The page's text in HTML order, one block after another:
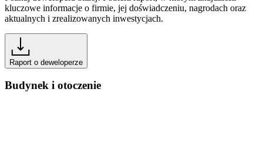
kluczowe informacje o firmie, jej doświadczeniu, nagrodach oraz
aktualnych i zrealizowanych inwestycjach.
Raport o deweloperze
Budynek i otoczenie